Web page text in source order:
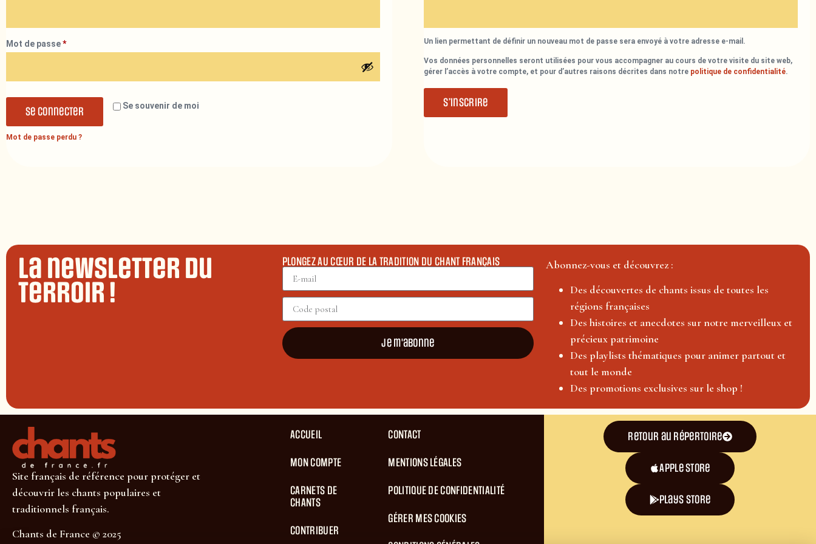
Mot de passe*
Se souvenir de moi
Se connecter
Mot de passe perdu ?
Un lien permettant de définir un nouveau mot de passe sera envoyé à votre adresse e-mail.
Vos données personnelles seront utilisées pour vous accompagner au cours de votre visite du site web,
gérer l’accès à votre compte, et pour d’autres raisons décrites dans notre politique de confidentialité.
S’inscrire
La newsletter du
terroir !
PLONGEZ AU CŒUR DE LA TRADITION DU CHANT FRANÇAIS
Je m'abonne
Abonnez-vous et découvrez :
Des découvertes de chants issus de toutes les
régions françaises
Des histoires et anecdotes sur notre merveilleux et
précieux patrimoine
Des playlists thématiques pour animer partout et
tout le monde
Des promotions exclusives sur le shop !
Site français de référence pour protéger et
découvrir les chants populaires et
traditionnels français.
Chants de France © 2025
ACCUEIL
MON COMPTE
CARNETS DE
CHANTS
CONTRIBUER
CONTACT
MENTIONS LÉGALES
POLITIQUE DE CONFIDENTIALITÉ
GÉRER MES COOKIES
Retour au répertoire
Apple Store
plays store